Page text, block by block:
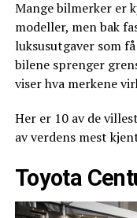
Mange bilmerker er
modeller, men bak
luksusutgaver som
bilene sprenger
viser hva merkene
Her er 10 av de
av verdens mest
Toyota